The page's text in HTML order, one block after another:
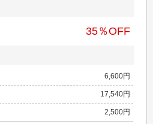
35％OFF
6,600円
17,540円
2,500円